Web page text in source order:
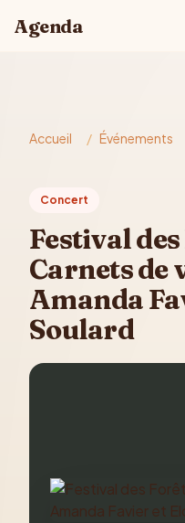
Agenda
Accueil / Événements
Concert
Festival
Carnets de
Amanda
Soulard